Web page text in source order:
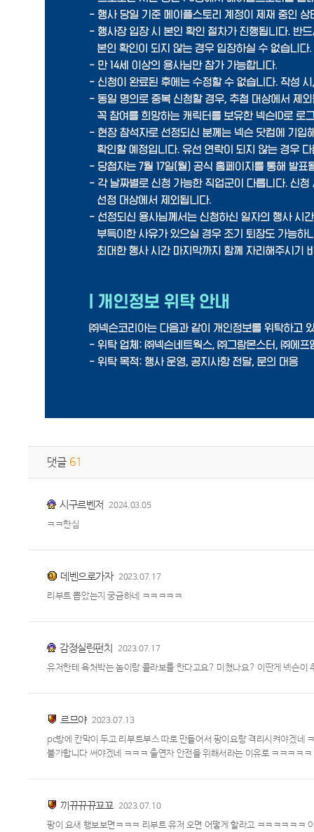
댓글 61
시구르벤저 2024.03.05
ㅋㅋ한심
데벤으로가자 2023.07.17
리부트 뽑았는지 궁금하네 ㅋㅋㅋㅋㅋ
감정실린펀치 2023.07.17
유저한테 욕처박는 놈이랑 콜라보를 한다고요? 미쳤나요? 이딴게 넥슨이
르므야 2023.07.13
pc방에 칸막이 두고 리부트부스 따로 만들어서 팡이요랑 격리시켜야겠네
불가합니다 써야겠네 ㅋㅋㅋ 출연자 안전을 위해서라는 이유로 ㅋㅋㅋㅋㅋ
끼뀨뀨뀨꾜꾜 2023.07.10
팡이 요새 행보보면ㅋㅋㅋ 리부트 유저 오면 어떻게 할라고 ㅋㅋㅋㅋㅋㅋ